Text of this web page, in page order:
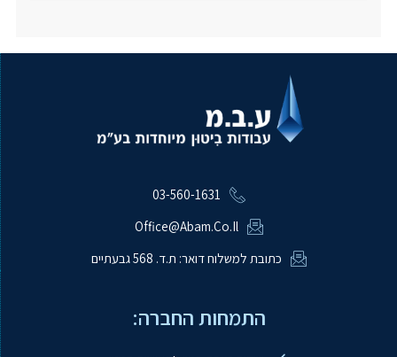
03-560-1631
Office@abam.co.il
כתובת למשלוח דואר: ת.ד. 568 גבעתיים
התמחות החברה: